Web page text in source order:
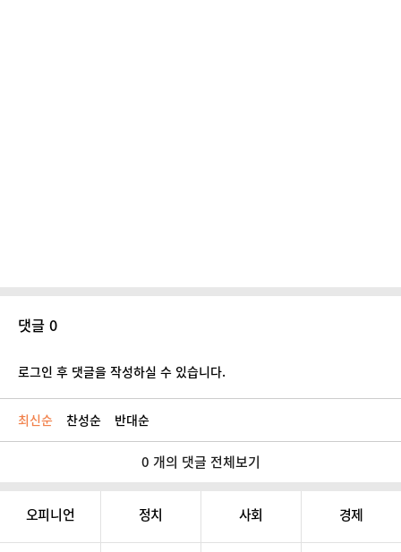
댓글 0
로그인 후 댓글을 작성하실 수 있습니다.
최신순 찬성순 반대순
0 개의 댓글 전체보기
오피니언 정치 사회 경제